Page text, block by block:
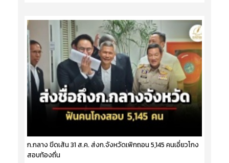
ก.กลาง ขีดเส้น 31 ส.ค. ส่งก.จังหวัดเพิกถอน 5,145 คนเอี่ยวโกง
สอบท้องถิ่น